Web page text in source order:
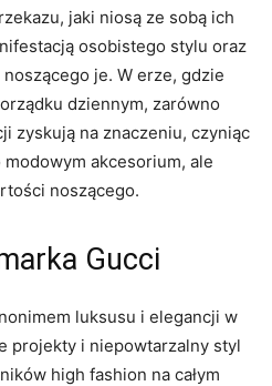
jaki‍ niosą ze sobą ich
osobistego stylu oraz​
je. W ​erze, gdzie
dziennym, zarówno
zyskują na znaczeniu, czyniąc
akcesorium, ale
noszącego.
Gucci
luksusu i ‍elegancji w
projekty i niepowtarzalny styl
high fashion na całym